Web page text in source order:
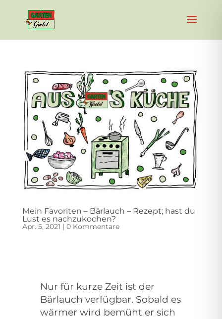
Mein Favoriten – Bärlauch – Rezept; hast du
Lust es nachzukochen?
Apr. 5, 2021 | 0 Kommentare
Nur für kurze Zeit ist der
Bärlauch verfügbar. Sobald es
wärmer wird bemüht er sich